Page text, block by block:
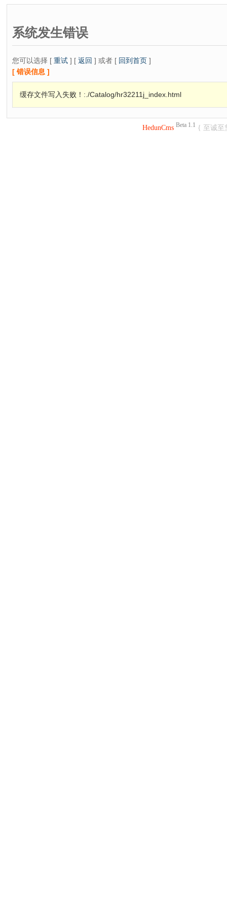
系统发生错误
您可以选择 [ 重试 ] [ 返回 ] 或者 [ 回到首页 ]
[ 错误信息 ]
缓存文件写入失败！:./Catalog/hr32211j_index.html
HedunCms Beta 1.1 { 至诚至